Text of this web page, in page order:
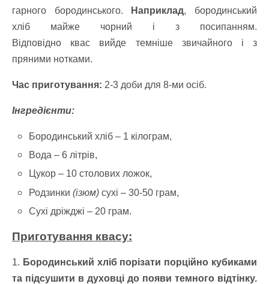
гарного бородинського.
Наприклад, бородинський
хліб майже чорний і з посипанням.
Відповідно квас вийде темніше звичайного і з
пряними нотками.
Час приготування: 2-3 доби для 8-ми осіб.
Інгредієнти:
Бородинський хліб – 1 кілограм,
Вода – 6 літрів,
Цукор – 10 столових ложок,
Родзинки(ізюм) сухі – 30-50 грам,
Сухі дріжджі – 20 грам.
Приготування квасу:
1. Бородинський хліб порізати порційно кубиками
та підсушити в духовці до появи темного відтінку.